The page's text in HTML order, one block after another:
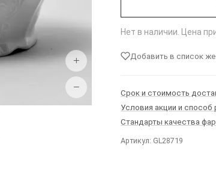
+
−
Нет в наличии. Цена
Добавить в список
Срок и стоимость
Условия акции и способ
Стандарты качества
Артикул: GL28719